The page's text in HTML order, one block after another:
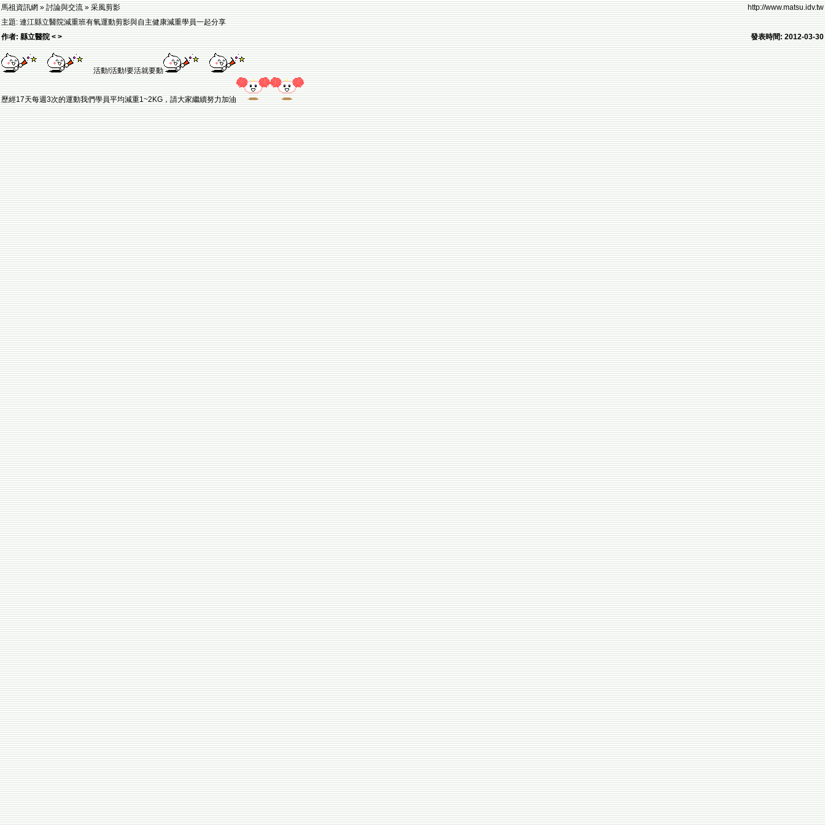
馬祖資訊網 » 討論與交流 » 采風剪影
http://www.matsu.idv.tw
主題: 連江縣立醫院減重班有氧運動剪影與自主健康減重學員一起分享
作者: 縣立醫院 < >
發表時間: 2012-03-30
活動!活動!要活就要動
歷經17天每週3次的運動我們學員平均減重1~2KG，請大家繼續努力加油